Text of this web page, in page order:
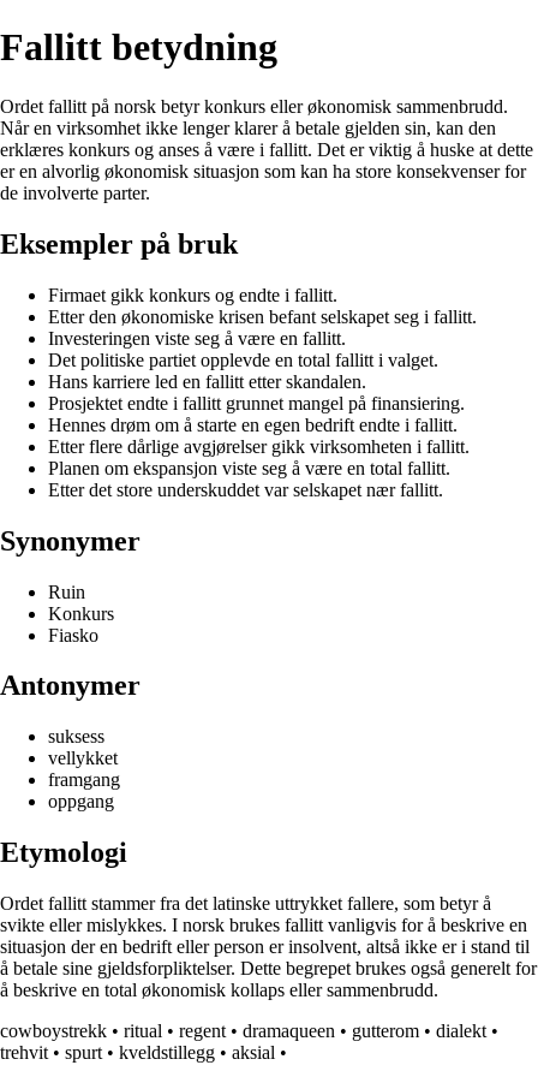
Fallitt betydning
Ordet fallitt på norsk betyr konkurs eller økonomisk sammenbrudd.
Når en virksomhet ikke lenger klarer å betale gjelden sin, kan den
erklæres konkurs og anses å være i fallitt. Det er viktig å huske at dette
er en alvorlig økonomisk situasjon som kan ha store konsekvenser for
de involverte parter.
Eksempler på bruk
Firmaet gikk konkurs og endte i fallitt.
Etter den økonomiske krisen befant selskapet seg i fallitt.
Investeringen viste seg å være en fallitt.
Det politiske partiet opplevde en total fallitt i valget.
Hans karriere led en fallitt etter skandalen.
Prosjektet endte i fallitt grunnet mangel på finansiering.
Hennes drøm om å starte en egen bedrift endte i fallitt.
Etter flere dårlige avgjørelser gikk virksomheten i fallitt.
Planen om ekspansjon viste seg å være en total fallitt.
Etter det store underskuddet var selskapet nær fallitt.
Synonymer
Ruin
Konkurs
Fiasko
Antonymer
suksess
vellykket
framgang
oppgang
Etymologi
Ordet fallitt stammer fra det latinske uttrykket fallere, som betyr å
svikte eller mislykkes. I norsk brukes fallitt vanligvis for å beskrive en
situasjon der en bedrift eller person er insolvent, altså ikke er i stand til
å betale sine gjeldsforpliktelser. Dette begrepet brukes også generelt for
å beskrive en total økonomisk kollaps eller sammenbrudd.
cowboystrekk • ritual • regent • dramaqueen • gutterom • dialekt •
trehvit • spurt • kveldstillegg • aksial •